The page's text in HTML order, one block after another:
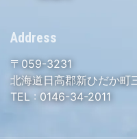
Address
〒059-3231
北海道日高郡新ひだか町
TEL : 0146-34-2011